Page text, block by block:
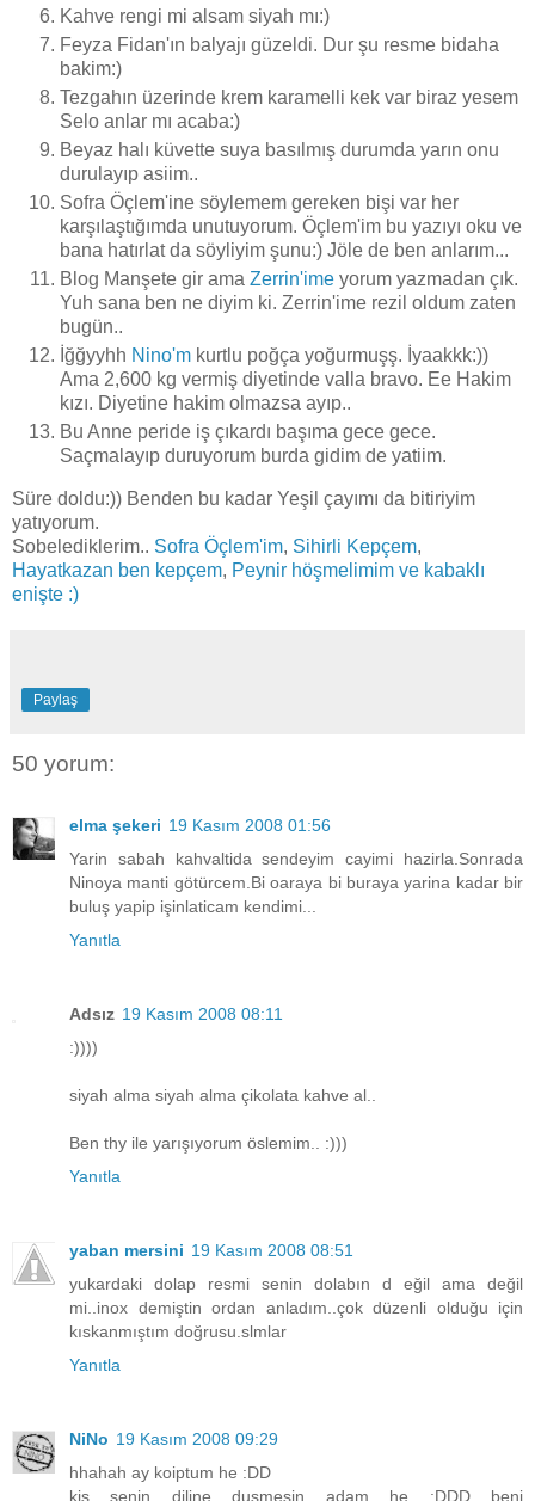
Kahve rengi mi alsam siyah mı:)
Feyza Fidan'ın balyajı güzeldi. Dur şu resme bidaha
bakim:)
Tezgahın üzerinde krem karamelli kek var biraz yesem
Selo anlar mı acaba:)
Beyaz halı küvette suya basılmış durumda yarın onu
durulayıp asiim..
Sofra Öçlem'ine söylemem gereken bişi var her
karşılaştığımda unutuyorum. Öçlem'im bu yazıyı oku ve
bana hatırlat da söyliyim şunu:) Jöle de ben anlarım...
Blog Manşete gir ama Zerrin'ime yorum yazmadan çık.
Yuh sana ben ne diyim ki. Zerrin'ime rezil oldum zaten
bugün..
İğğyyhh Nino'm kurtlu poğça yoğurmuşş. İyaakkk:))
Ama 2,600 kg vermiş diyetinde valla bravo. Ee Hakim
kızı. Diyetine hakim olmazsa ayıp..
Bu Anne peride iş çıkardı başıma gece gece.
Saçmalayıp duruyorum burda gidim de yatiim.
Süre doldu:)) Benden bu kadar Yeşil çayımı da bitiriyim
yatıyorum.
Sobelediklerim.. Sofra Öçlem'im, Sihirli Kepçem,
Hayatkazan ben kepçem, Peynir höşmelimim ve kabaklı
enişte :)
Paylaş
50 yorum:
elma şekeri 19 Kasım 2008 01:56
Yarin sabah kahvaltida sendeyim cayimi hazirla.Sonrada
Ninoya manti götürcem.Bi oaraya bi buraya yarina kadar bir
buluş yapip işinlaticam kendimi...
Yanıtla
Adsız 19 Kasım 2008 08:11
:))))
siyah alma siyah alma çikolata kahve al..
Ben thy ile yarışıyorum öslemim.. :)))
Yanıtla
yaban mersini 19 Kasım 2008 08:51
yukardaki dolap resmi senin dolabın d eğil ama değil
mi..inox demiştin ordan anladım..çok düzenli olduğu için
kıskanmıştım doğrusu.slmlar
Yanıtla
NiNo 19 Kasım 2008 09:29
hhahah ay koiptum he :DD
kis senin diline dusmesin adam he :DDD beni